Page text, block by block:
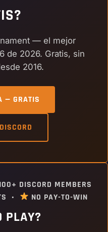
— el mejor
de 2026. Gratis, sin
2016.
— GRATIS
DISCORD MEMBERS
• NO PAY-TO-WIN
PLAY?